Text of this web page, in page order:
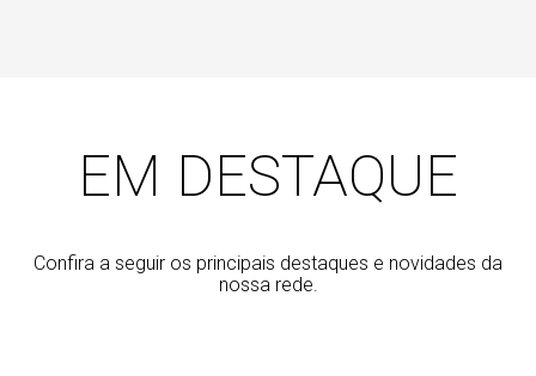
EM DESTAQUE
Confira a seguir os principais destaques e novidades da
nossa rede.